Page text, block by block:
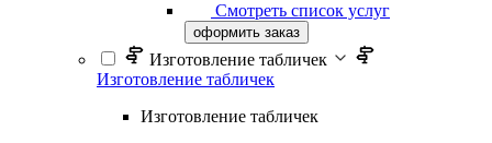
Смотреть список услуг
оформить заказ
Изготовление табличек
Изготовление табличек
Изготовление табличек